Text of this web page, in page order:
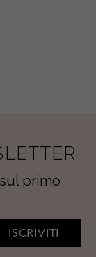
sul primo
ISCRIVITI